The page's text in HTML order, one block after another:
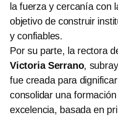
la fuerza y cercanía con
objetivo de construir
y confiables.
Por su parte, la rectora
Victoria Serrano,
fue creada para
consolidar una
excelencia, basada en